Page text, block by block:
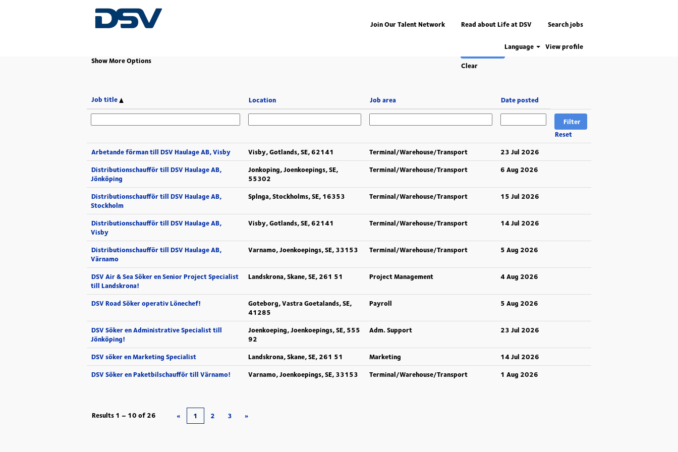
Join Our Talent Network Read about Life at DSV Search jobs
Language View profile
Home |at DSV(current
page)
Show More Options Clear
Job title Location Job area Date posted
Reset
Arbetande förman till DSV Haulage AB, Visby
Visby, Gotlands, SE, 62141 Terminal/Warehouse/Transport
23 Jul 2026
Distributionschaufför till DSV Haulage AB,
Jönköping
Jonkoping, Joenkoepings, SE,
55302
Terminal/Warehouse/Transport 6 Aug 2026
Distributionschaufför till DSV Haulage AB,
Stockholm
Splnga, Stockholms, SE, 16353 Terminal/Warehouse/Transport 15 Jul 2026
Distributionschaufför till DSV Haulage AB,
Visby
Visby, Gotlands, SE, 62141 Terminal/Warehouse/Transport 14 Jul 2026
Distributionschaufför till DSV Haulage AB,
Värnamo
Varnamo, Joenkoepings, SE, 33153 Terminal/Warehouse/Transport 5 Aug 2026
DSV Air & Sea Söker en Senior Project Specialist
till Landskrona!
Landskrona, Skane, SE, 261 51 Project Management 4 Aug 2026
DSV Road Söker operativ Lönechef!
Goteborg, Vastra Goetalands, SE,
41285
Payroll 5 Aug 2026
DSV Söker en Administrative Specialist till
Jönköping!
Joenkoeping, Joenkoepings, SE, 555
92
Adm. Support 23 Jul 2026
DSV söker en Marketing Specialist Landskrona, Skane, SE, 261 51 Marketing
14 Jul 2026
DSV Söker en Paketbilschaufför till Värnamo!
Varnamo, Joenkoepings, SE, 33153 Terminal/Warehouse/Transport 1 Aug 2026
Results 1 – 10 of26 « 1 2 3 »